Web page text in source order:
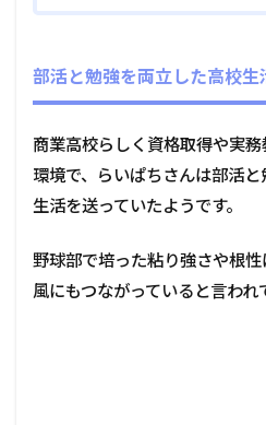
部活と勉強を両立した高校生
商業高校らしく資格取得や実
環境で、らいぱちさんは部活
生活を送っていたようです。
野球部で培った粘り強さや根
風にもつながっていると言われ